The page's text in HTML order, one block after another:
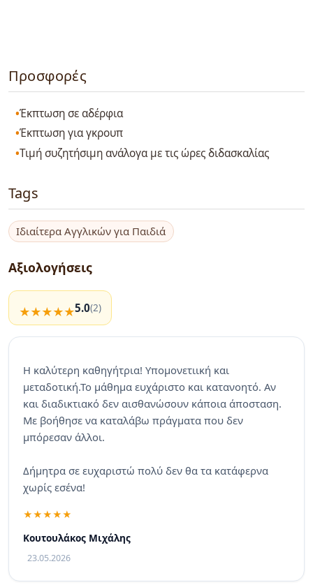
Προσφορές
Έκπτωση σε αδέρφια
Έκπτωση για γκρουπ
Τιμή συζητήσιμη ανάλογα με τις ώρες διδασκαλίας
Tags
Ιδιαίτερα Αγγλικών για Παιδιά
Αξιολογήσεις
5.0(2)
Η καλύτερη καθηγήτρια! Υπομονετιική και
μεταδοτική.Το μάθημα ευχάριστο και κατανοητό. Αν
και διαδικτιακό δεν αισθανώσουν κάποια άποσταση.
Με βοήθησε να καταλάβω πράγματα που δεν
μπόρεσαν άλλοι.
Δήμητρα σε ευχαριστώ πολύ δεν θα τα κατάφερνα
χωρίς εσένα!
Κουτουλάκος Μιχάλης
23.05.2026